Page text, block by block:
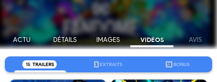
ACTU DÉTAILS IMAGES VIDÉOS AVIS
15 TRAILERS 3 EXTRAITS 13 BONUS